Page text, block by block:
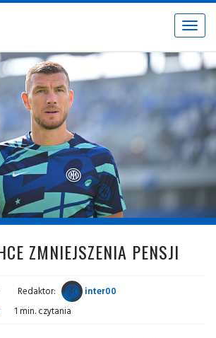
Toggle
ZMNIEJSZENIA PENSJI
Redaktor:
inter00
1 min. czytania